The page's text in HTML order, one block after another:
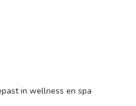
in wellness en spa